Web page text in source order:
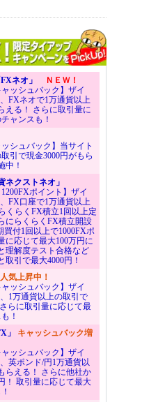
ネオ」
ＮＥＷ！
ャッシュバック】ザイ
FXネオで1万通貨以上
える！ さらに取引量に
ャンスも！
ッシュバック】当サイト
引で現金3000円がもら
中！
ネクストネオ」
1200FXポイント】ザイ
FX口座で1万通貨以上
くらくFX積立1回以上定
にらくらくFX積立開設
買付1回以上で1000FXポ
に応じて最大100万円に
理解度テスト合格など
取引で最大4000円！
人気上昇中！
ャッシュバック】ザイ
1万通貨以上の取引で
らに取引量に応じて最
！
」 キャッシュバック増
ャッシュバック】ザイ
英ポンド/円1万通貨以
らえる！ さらに他社か
！ 取引量に応じて最大